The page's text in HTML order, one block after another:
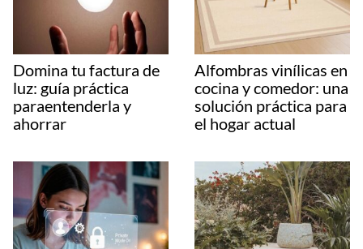
Domina tu factura de
luz: guía práctica
paraentenderla y
ahorrar
Alfombras vinílicas en
cocina y comedor: una
solución práctica para
el hogar actual